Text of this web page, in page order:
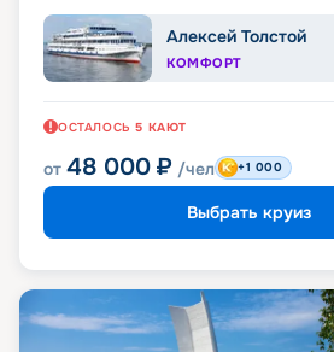
Алексей Толстой
КОМФОРТ
ОСТАЛОСЬ 5 КАЮТ
от 48 000 ₽ /чел +1 000
Выбрать круиз